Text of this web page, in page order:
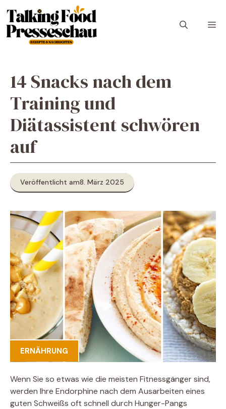
Inhalt
springen
14 Snacks nach dem
Training und
Diätassistent schwören
auf
Veröffentlicht am8. März 2025
ERNÄHRUNG
Wenn Sie so etwas wie die meisten Fitnessgänger sind,
werden Ihre Endorphine nach dem Ausarbeiten eines
guten Schweißs oft schnell durch Hunger-Pangs